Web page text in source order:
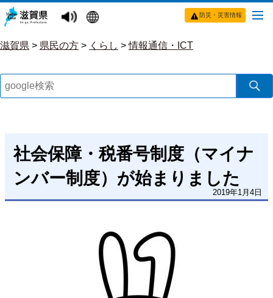
防災・災害情報
滋賀県 > 県民の方 > くらし >情報通信・ICT
社会保障・税番号制度（マイナ
ンバー制度）が始まりました
2019年1月4日